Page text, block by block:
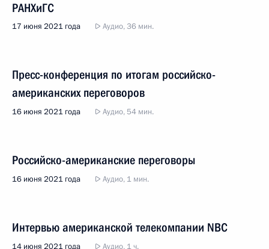
РАНХиГС
17 июня 2021 года Аудио, 36 мин.
Пресс-конференция по итогам российско-
американских переговоров
16 июня 2021 года Аудио, 54 мин.
Российско-американские переговоры
16 июня 2021 года Аудио, 1 мин.
Интервью американской телекомпании NBC
14 июня 2021 года Аудио, 1 ч.